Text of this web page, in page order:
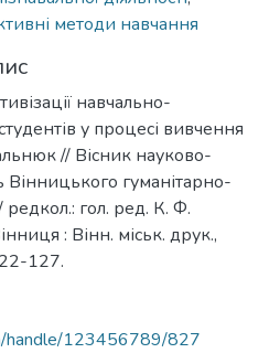
методи навчання
навчально-
у процесі вивчення
// Вісник науково-
гуманітарно-
редкол.: гол. ред. К. Ф.
: Вінн. міськ. друк.,
127.
handle/123456789/827